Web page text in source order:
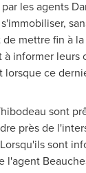
les agents
mettre fin à
informer leurs
ce
sont
près de
sont